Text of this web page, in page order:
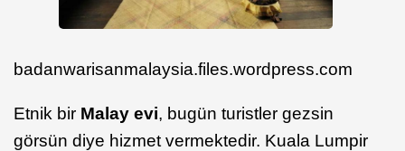
badanwarisanmalaysia.files.wordpress.com
Etnik bir Malay evi, bugün turistler gezsin
görsün diye hizmet vermektedir. Kuala Lumpir